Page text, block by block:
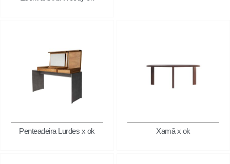
Penteadeira Lurdes x ok Xamã x ok